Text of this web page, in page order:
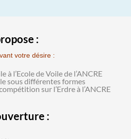
:
votre désire :
à l’Ecole de Voile de l’ANCRE
sous différentes formes
sur l’Erdre à l’ANCRE
: